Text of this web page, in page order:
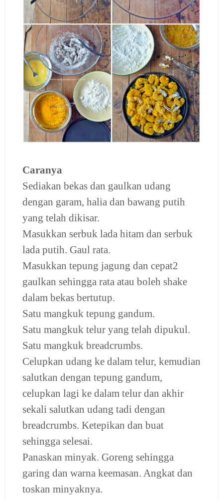
Caranya
Sediakan bekas dan gaulkan udang
dengan garam, halia dan bawang putih
yang telah dikisar.
Masukkan serbuk lada hitam dan serbuk
lada putih. Gaul rata.
Masukkan tepung jagung dan cepat2
gaulkan sehingga rata atau boleh shake
dalam bekas bertutup.
Satu mangkuk tepung gandum.
Satu mangkuk telur yang telah dipukul.
Satu mangkuk breadcrumbs.
Celupkan udang ke dalam telur, kemudian
salutkan dengan tepung gandum,
celupkan lagi ke dalam telur dan akhir
sekali salutkan udang tadi dengan
breadcrumbs. Ketepikan dan buat
sehingga selesai.
Panaskan minyak. Goreng sehingga
garing dan warna keemasan. Angkat dan
toskan minyaknya.